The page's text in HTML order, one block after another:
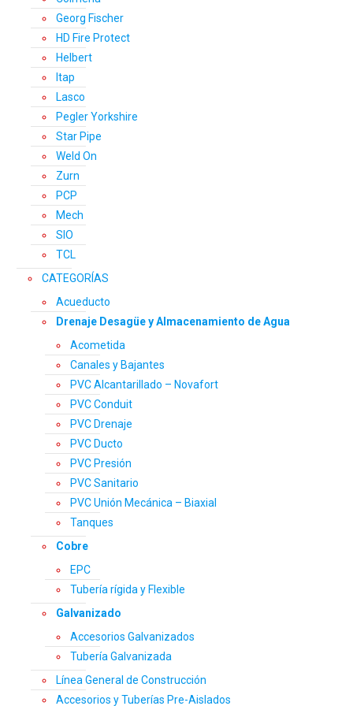
Georg Fischer
HD Fire Protect
Helbert
Itap
Lasco
Pegler Yorkshire
Star Pipe
Weld On
Zurn
PCP
Mech
SIO
TCL
CATEGORÍAS
Acueducto
Drenaje Desagüe y Almacenamiento de Agua
Acometida
Canales y Bajantes
PVC Alcantarillado – Novafort
PVC Conduit
PVC Drenaje
PVC Ducto
PVC Presión
PVC Sanitario
PVC Unión Mecánica – Biaxial
Tanques
Cobre
EPC
Tubería rígida y Flexible
Galvanizado
Accesorios Galvanizados
Tubería Galvanizada
Línea General de Construcción
Accesorios y Tuberías Pre-Aislados